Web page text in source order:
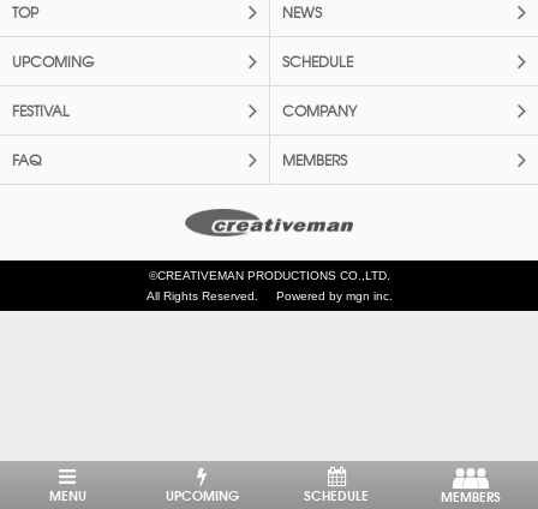
TOP NEWS
UPCOMING SCHEDULE
FESTIVAL COMPANY
FAQ MEMBERS
©CREATIVEMAN PRODUCTIONS CO.,LTD.
All Rights Reserved.
Powered by mgn inc.
MENU UPCOMING SCHEDULE MEMBERS